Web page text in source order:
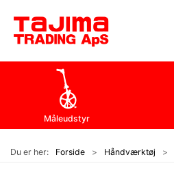
Måleudstyr
Du er her: Forside Håndværktøj